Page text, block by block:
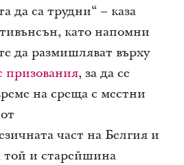
да са трудни“ – каза
като напомни
да размишляват върху
призования, за да се
на среща с местни
част на Белгия и
и старейшина